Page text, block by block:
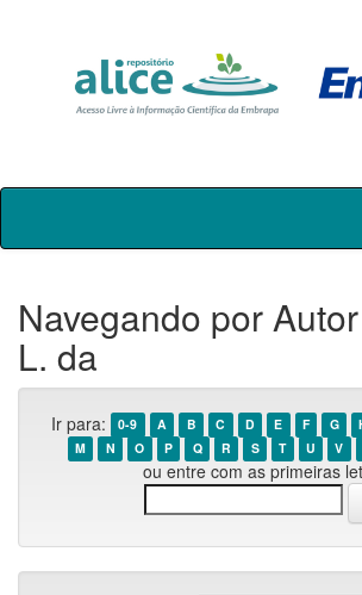
Skip
Navegando por
L. da
Ir para: 0-9 A B C D E F G
M
N O P Q R S T U V
ou entre com as primeiras